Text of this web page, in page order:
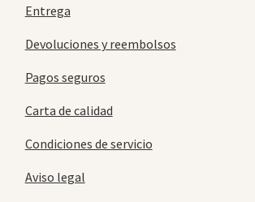
Entrega
Devoluciones y reembolsos
Pagos seguros
Carta de calidad
Condiciones de servicio
Aviso legal